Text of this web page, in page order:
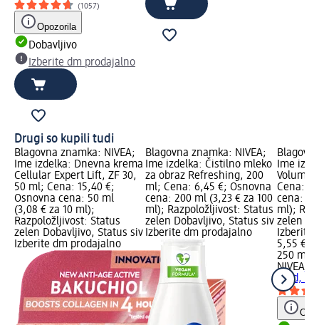
(1057)
Opozorila
Dobavljivo
Izberite dm prodajalno
Drugi so kupili tudi
Blagovna znamka: NIVEA;
Ime izdelka: Dnevna krema
Cellular Expert Lift, ZF 30,
50 ml; Cena: 15,40 €;
Osnovna cena: 50 ml
(3,08 € za 10 ml);
Razpoložljivost: Status
zelen Dobavljivo, Status siv
Izberite dm prodajalno
Blagovna znamka: NIVEA;
Ime izdelka: Čistilno mleko
za obraz Refreshing, 200
ml; Cena: 6,45 €; Osnovna
cena: 200 ml (3,23 € za 100
ml); Razpoložljivost: Status
zelen Dobavljivo, Status siv
Izberite dm prodajalno
Ime
Volume
Cena:
cena:
ml);
zelen
Izberite
5,55 €
250 ml
NIVEA
Hold,